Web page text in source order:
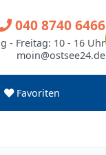
Favoriten
040 8740 6466
- Freitag: 10 - 16 Uhr
moin@ostsee24.de